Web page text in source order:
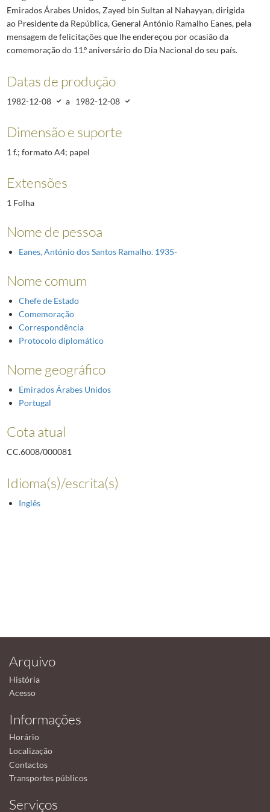
Emirados Árabes Unidos, Zayed bin Sultan al Nahayyan, dirigida
ao Presidente da República, General António Ramalho Eanes, pela
mensagem de felicitações que lhe endereçou por ocasião da
comemoração do 11.º aniversário do Dia Nacional do seu país.
Datas de produção
1982-12-08 a 1982-12-08
Dimensão e suporte
1 f.; formato A4; papel
Extensões
1 Folha
Nome de pessoa
Eanes, António dos Santos Ramalho. 1935-
Nome comum
Chefe de Estado
Comemoração
Correspondência
Protocolo diplomático
Nome geográfico
Emirados Árabes Unidos
Portugal
Cota atual
CC.6008/000081
Idioma(s)/escrita(s)
Inglês
Arquivo
História
Acesso
Informações
Horário
Localização
Contactos
Transportes públicos
Serviços